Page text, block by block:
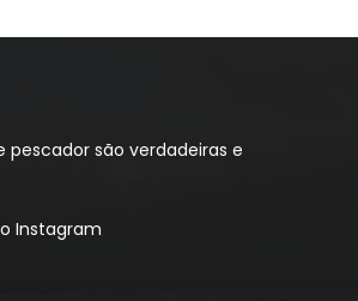
pescador são verdadeiras e
Instagram